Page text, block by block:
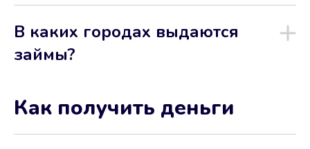
В каких городах выдаются
займы?
Как получить деньги